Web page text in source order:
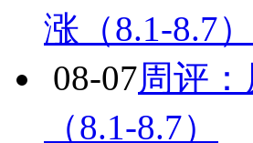
涨（8.1-8.7）
08-07周评
（8.1-8.7）